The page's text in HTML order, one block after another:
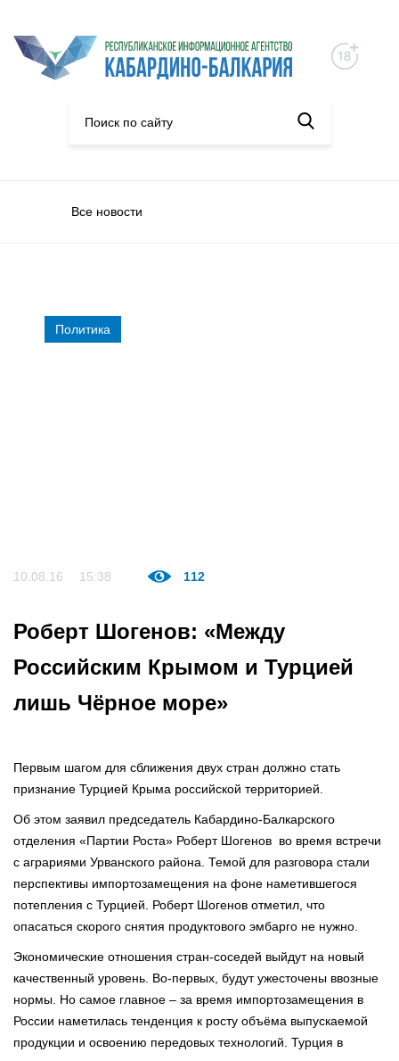
Все новости
Политика
10.08.16 15:38 112
Роберт Шогенов: «Между
Российским Крымом и Турцией
лишь Чёрное море»
Первым шагом для сближения двух стран должно стать
признание Турцией Крыма российской территорией.
Об этом заявил председатель Кабардино-Балкарского
отделения «Партии Роста» Роберт Шогенов во время встречи
с аграриями Урванского района. Темой для разговора стали
перспективы импортозамещения на фоне наметившегося
потепления с Турцией. Роберт Шогенов отметил, что
опасаться скорого снятия продуктового эмбарго не нужно.
Экономические отношения стран-соседей выйдут на новый
качественный уровень. Во-первых, будут ужесточены ввозные
нормы. Но самое главное – за время импортозамещения в
России наметилась тенденция к росту объёма выпускаемой
продукции и освоению передовых технологий. Турция в